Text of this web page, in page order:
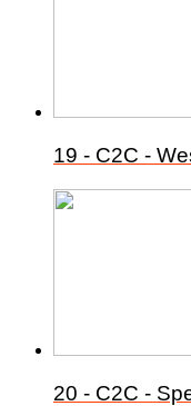
19 - C2C -
20 - C2C -